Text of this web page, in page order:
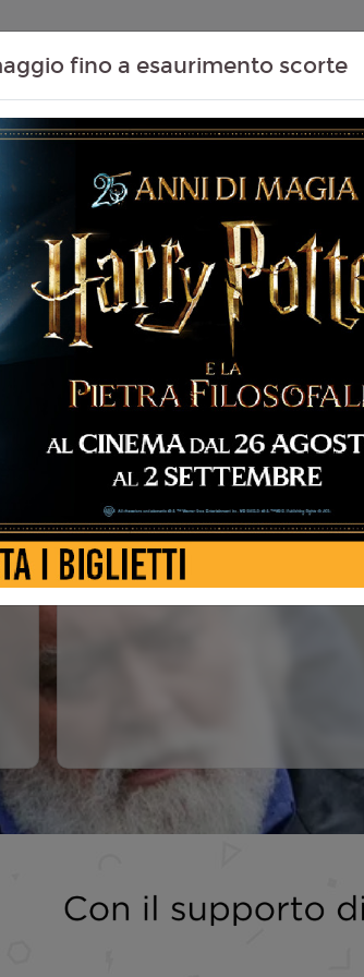
Scolastiche Eventi Passati Tecnologie
Non ci sono spettacoli legati a
fino a esaurimento scorte